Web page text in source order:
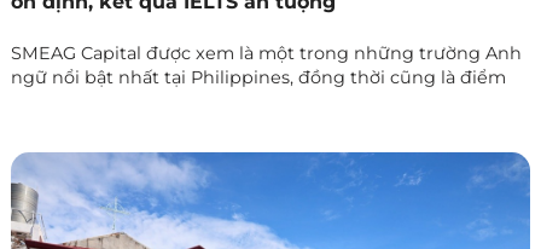
SMEAG Capital được xem là một trong những trường Anh
ngữ nổi bật nhất tại Philippines, đồng thời cũng là điểm
hơn 2.000 học viên chinh phục mức điểm IELTS từ 6.0 trở
lên, khẳng định uy tín trong việc đào tạo và luyện thi